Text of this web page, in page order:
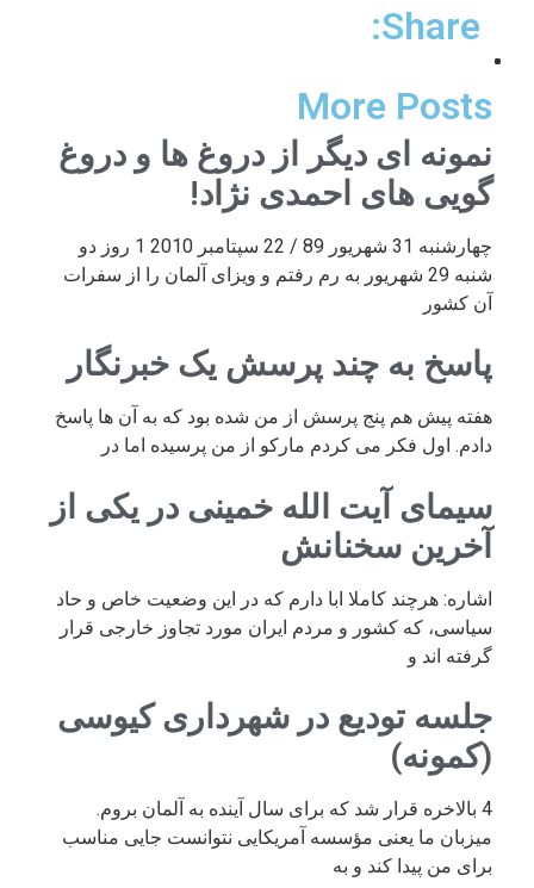
Share:
More Posts
نمونه ای دیگر از دروغ ها و دروغ
گویی های احمدی نژاد!
چهارشنبه 31 شهریور 89 / 22 سپتامبر 2010 1 روز دو
شنبه 29 شهریور به رم رفتم و ویزای آلمان را از سفرات
آن کشور
پاسخ به چند پرسش یک خبرنگار
هفته پیش هم پنج پرسش از من شده بود که به آن ها پاسخ
دادم. اول فکر می کردم مارکو از من پرسیده اما در
سیمای آیت الله خمینی در یکی از
آخرین سخنانش
اشاره: هرچند کاملا ابا دارم که در این وضعیت خاص و حاد
سیاسی، که کشور و مردم ایران مورد تجاوز خارجی قرار
گرفته اند و
جلسه تودیع در شهرداری کیوسی
(کمونه)
4 بالاخره قرار شد که برای سال آینده به آلمان بروم.
میزبان ما یعنی مؤسسه آمریکایی نتوانست جایی مناسب
برای من پیدا کند و به